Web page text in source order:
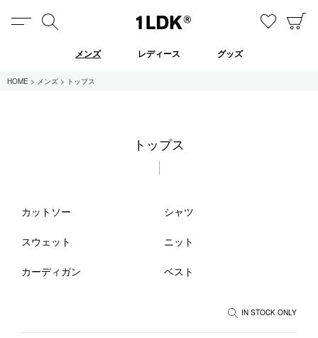
MENU お気に
メンズ レディース グッズ
UNIVERSAL PRODUCTS.
HOME メンズ トップス
トップス
カットソー シャツ
スウェット ニット
カーディガン ベスト
IN STOCK ONLY